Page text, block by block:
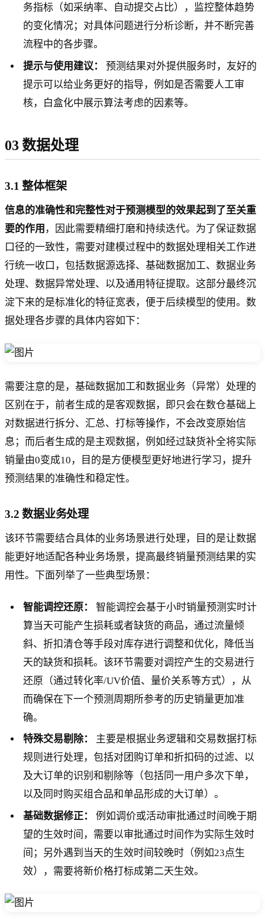
务指标（如采纳率、自动提交占比），监控整体趋势
的变化情况；对具体问题进行分析诊断，并不断完善
流程中的各步骤。
提示与使用建议：
预测结果对外提供服务时，友好的
提示可以给业务更好的指导，例如是否需要人工审
核，白盒化中展示算法考虑的因素等。
03 数据处理
3.1 整体框架
信息的准确性和完整性对于预测模型的效果起到了至关重
要的作用 ，因此需要精细打磨和持续迭代。为了保证数据
口径的一致性，需要对建模过程中的数据处理相关工作进
行统一收口，包括数据源选择、基础数据加工、数据业务
处理、数据异常处理、以及通用特征提取。这部分最终沉
淀下来的是标准化的特征宽表，便于后续模型的使用。数
据处理各步骤的具体内容如下：
需要注意的是，基础数据加工和数据业务（异常）处理的
区别在于，前者生成的是客观数据，即只会在数仓基础上
对数据进行拆分、汇总、打标等操作，不会改变原始信
息；而后者生成的是主观数据，例如经过缺货补全将实际
销量由0变成10，目的是方便模型更好地进行学习，提升
预测结果的准确性和稳定性。
3.2 数据业务处理
该环节需要结合具体的业务场景进行处理，目的是让数据
能更好地适配各种业务场景，提高最终销量预测结果的实
用性。下面列举了一些典型场景：
智能调控还原：
智能调控会基于小时销量预测实时计
算当天可能产生损耗或者缺货的商品，通过流量倾
斜、折扣清仓等手段对库存进行调整和优化，降低当
天的缺货和损耗。该环节需要对调控产生的交易进行
还原（通过转化率/UV价值、量价关系等方式），从
而确保在下一个预测周期所参考的历史销量更加准
确。
特殊交易剔除：
主要是根据业务逻辑和交易数据打标
规则进行处理，包括对团购订单和折扣码的过滤、以
及大订单的识别和剔除等（包括同一用户多次下单，
以及同时购买组合品和单品形成的大订单）。
基础数据修正：
例如调价或活动审批通过时间晚于期
望的生效时间，需要以审批通过时间作为实际生效时
间；另外遇到当天的生效时间较晚时（例如23点生
效），需要将新价格打标成第二天生效。